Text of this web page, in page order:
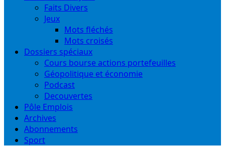
Faits Divers
Jeux
Mots fléchés
Mots croisés
Dossiers spéciaux
Cours bourse actions portefeuilles
Géopolitique et économie
Podcast
Decouvertes
Pôle Emplois
Archives
Abonnements
Sport